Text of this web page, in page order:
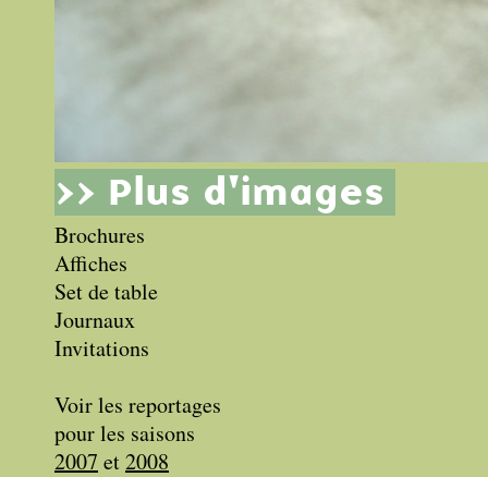
>> Plus d'images
Brochures
Affiches
Set de table
Journaux
Invitations
Voir les reportages
pour les saisons
2007 et2008